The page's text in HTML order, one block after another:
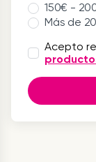
150€ -
Más de
Acepto